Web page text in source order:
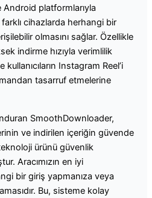
platformlarıyla
farklı cihazlarda herhangi bir
olmasını sağlar. Özellikle
indirme hızıyla verimlilik
Instagram Reel’i
tasarruf etmelerine
SmoothDownloader,
ve indirilen içeriğin güvende
ürünü güvenlik
Aracımızın en iyi
bir giriş yapmanıza veya
Bu, sisteme kolay